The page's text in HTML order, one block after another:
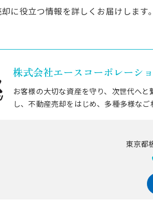
に役立つ情報を詳しくお届けします。
株式会社エースコーポレーシ
お客様の大切な資産を守り、次世代へ
し、不動産売却をはじめ、多種多様なご
東京都